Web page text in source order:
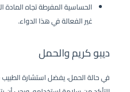
الحساسية المفرطة تجاه
غير الفعالة في هذا الدواء.
ديبو كريم والحمل
في حالة الحمل، يفضل استشارة الطبيب